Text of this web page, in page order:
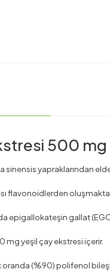
500
sinensis yapraklarından
flavonoidlerden
epigallokateşin gallat
mg yeşil çay ekstresi içerir.
(%90) polifenol